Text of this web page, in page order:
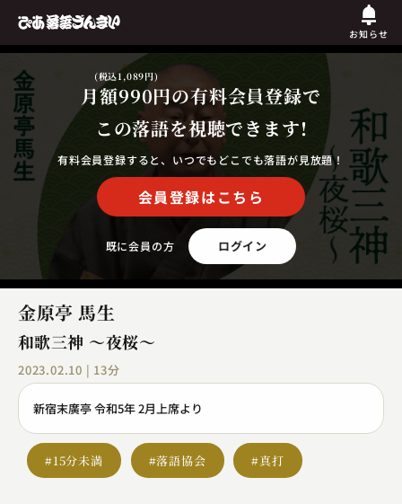
お知らせ
月額990円
(税込1,089円)
の有料会員登録で
この落語を視聴できます!
有料会員登録すると、いつでもどこでも落語が見放題！
会員登録はこちら
既に会員の方 ログイン
金原亭 馬生
和歌三神 ～夜桜～
2023.02.10 | 13分
新宿末廣亭 令和5年 2月上席より
#15分未満 #落語協会 #真打